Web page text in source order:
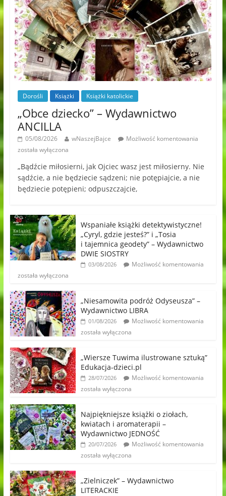
Dorośli Książki Książki katolickie
„Obce dziecko” – Wydawnictwo
ANCILLA
05/08/2026 wNaszejBajce
Możliwość komentowania
została wyłączona
„Bądźcie miłosierni, jak Ojciec wasz jest miłosierny. Nie
sądźcie, a nie będziecie sądzeni; nie potępiajcie, a nie
będziecie potępieni; odpuszczajcie,
Wspaniałe książki detektywistyczne!
„Cyryl, gdzie jesteś?” i „Tosia
i tajemnica geodety” – Wydawnictwo
DWIE SIOSTRY
03/08/2026
Możliwość komentowania
została wyłączona
„Niesamowita podróż Odyseusza” –
Wydawnictwo LIBRA
01/08/2026
Możliwość komentowania
została wyłączona
„Wiersze Tuwima ilustrowane sztuką”
Edukacja-dzieci.pl
28/07/2026
Możliwość komentowania
została wyłączona
Najpiękniejsze książki o ziołach,
kwiatach i aromaterapii –
Wydawnictwo JEDNOŚĆ
20/07/2026
Możliwość komentowania
została wyłączona
„Zielniczek” – Wydawnictwo
LITERACKIE